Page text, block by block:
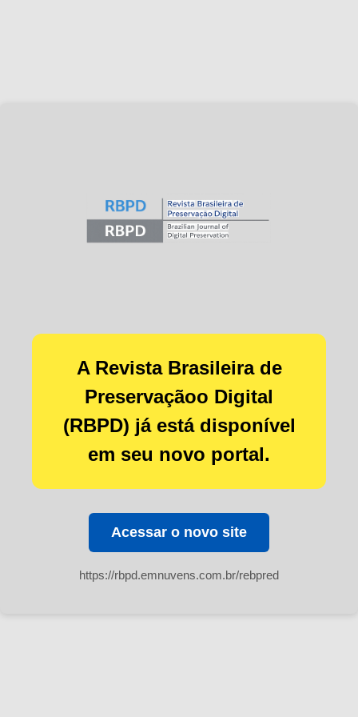
A Revista Brasileira de
Preservaçãoo Digital
(RBPD) já está disponível
em seu novo portal.
Acessar o novo site
https://rbpd.emnuvens.com.br/rebpred